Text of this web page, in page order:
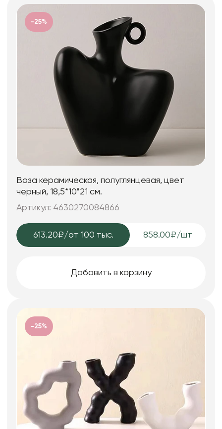
-25%
Ваза керамическая, полуглянцевая, цвет
черный, 18,5*10*21 см.
Артикул: 4630270084866
613.20₽/от 100 тыс. 858.00₽/шт
Добавить в корзину
-25%